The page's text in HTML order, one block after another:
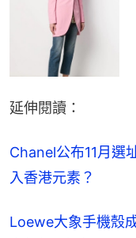
延伸閱讀：
Chanel公布11月選
入香港元素？
Loewe大象手機殼